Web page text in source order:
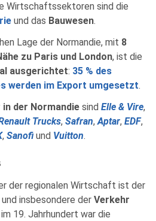
Wirtschaftssektoren sind die
und das Bauwesen.
Lage der Normandie, mit 8
zu Paris und London, ist die
ausgerichtet: 35 % des
werden im Export umgesetzt.
der Normandie sind Elle & Vire,
Trucks, Safran,Aptar, EDF,
, Sanofi und Vuitton.
der regionalen Wirtschaft ist der
und insbesondere der Verkehr
19. Jahrhundert war die